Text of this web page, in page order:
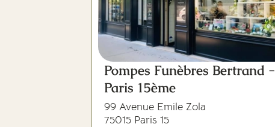
Pompes Funèbres Bertrand -
Paris 15ème
99 Avenue Emile Zola
75015 Paris 15